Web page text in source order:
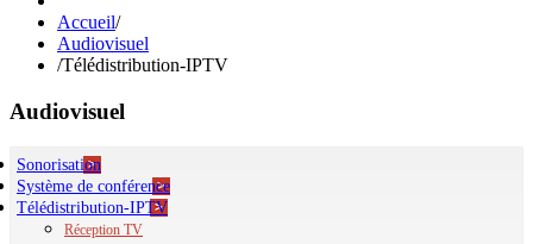
Accueil/
Audiovisuel
/Télédistribution-IPTV
Audiovisuel
Sonorisation
Ambiance & Evac
Sono de puissance
Sono studio Pro
Système de conférence
Traduction simultannée
Systèmes sans fil
Télédistribution-IPTV
Réception TV